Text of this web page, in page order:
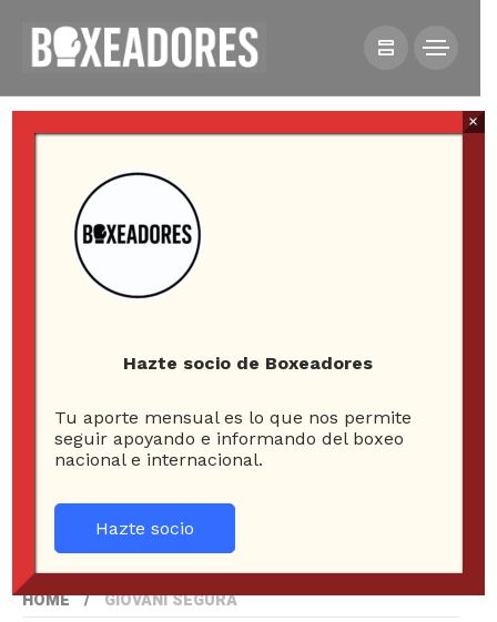
Segura
1
HOME GIOVANI SEGURA
Hazte socio de Boxeadores
Tu aporte mensual es lo que nos permite
seguir apoyando e informando del boxeo
nacional e internacional.
Hazte socio
×